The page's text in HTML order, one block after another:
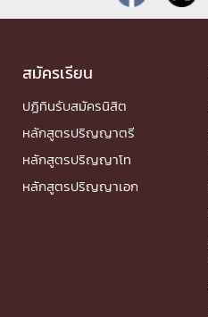
สมัครเรียน
ปฏิทินรับสมัครนิสิต
หลักสูตรปริญญาตรี
หลักสูตรปริญญาโท
หลักสูตรปริญญาเอก